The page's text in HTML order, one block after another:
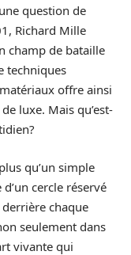
question de
Richard Mille
champ de bataille
techniques
offre ainsi
luxe. Mais qu’est-
qu’un simple
cercle réservé
chaque
seulement dans
vivante qui